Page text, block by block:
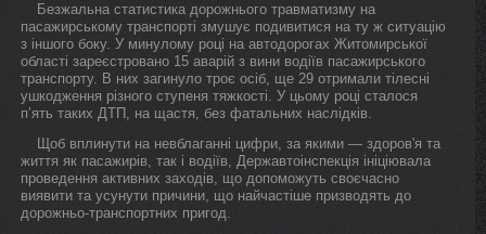
Безжальна статистика дорожнього травматизму на
пасажирському транспорті змушує подивитися на ту ж ситуацію
з іншого боку. У минулому році на автодорогах Житомирської
області зареєстровано 15 аварій з вини водіїв пасажирського
транспорту. В них загинуло троє осіб, ще 29 отримали тілесні
ушкодження різного ступеня тяжкості. У цьому році сталося
п’ять таких ДТП, на щастя, без фатальних наслідків.
Щоб вплинути на невблаганні цифри, за якими — здоров'я та
життя як пасажирів, так і водіїв, Державтоінспекція ініціювала
проведення активних заходів, що допоможуть своєчасно
виявити та усунути причини, що найчастіше призводять до
дорожньо-транспортних пригод.